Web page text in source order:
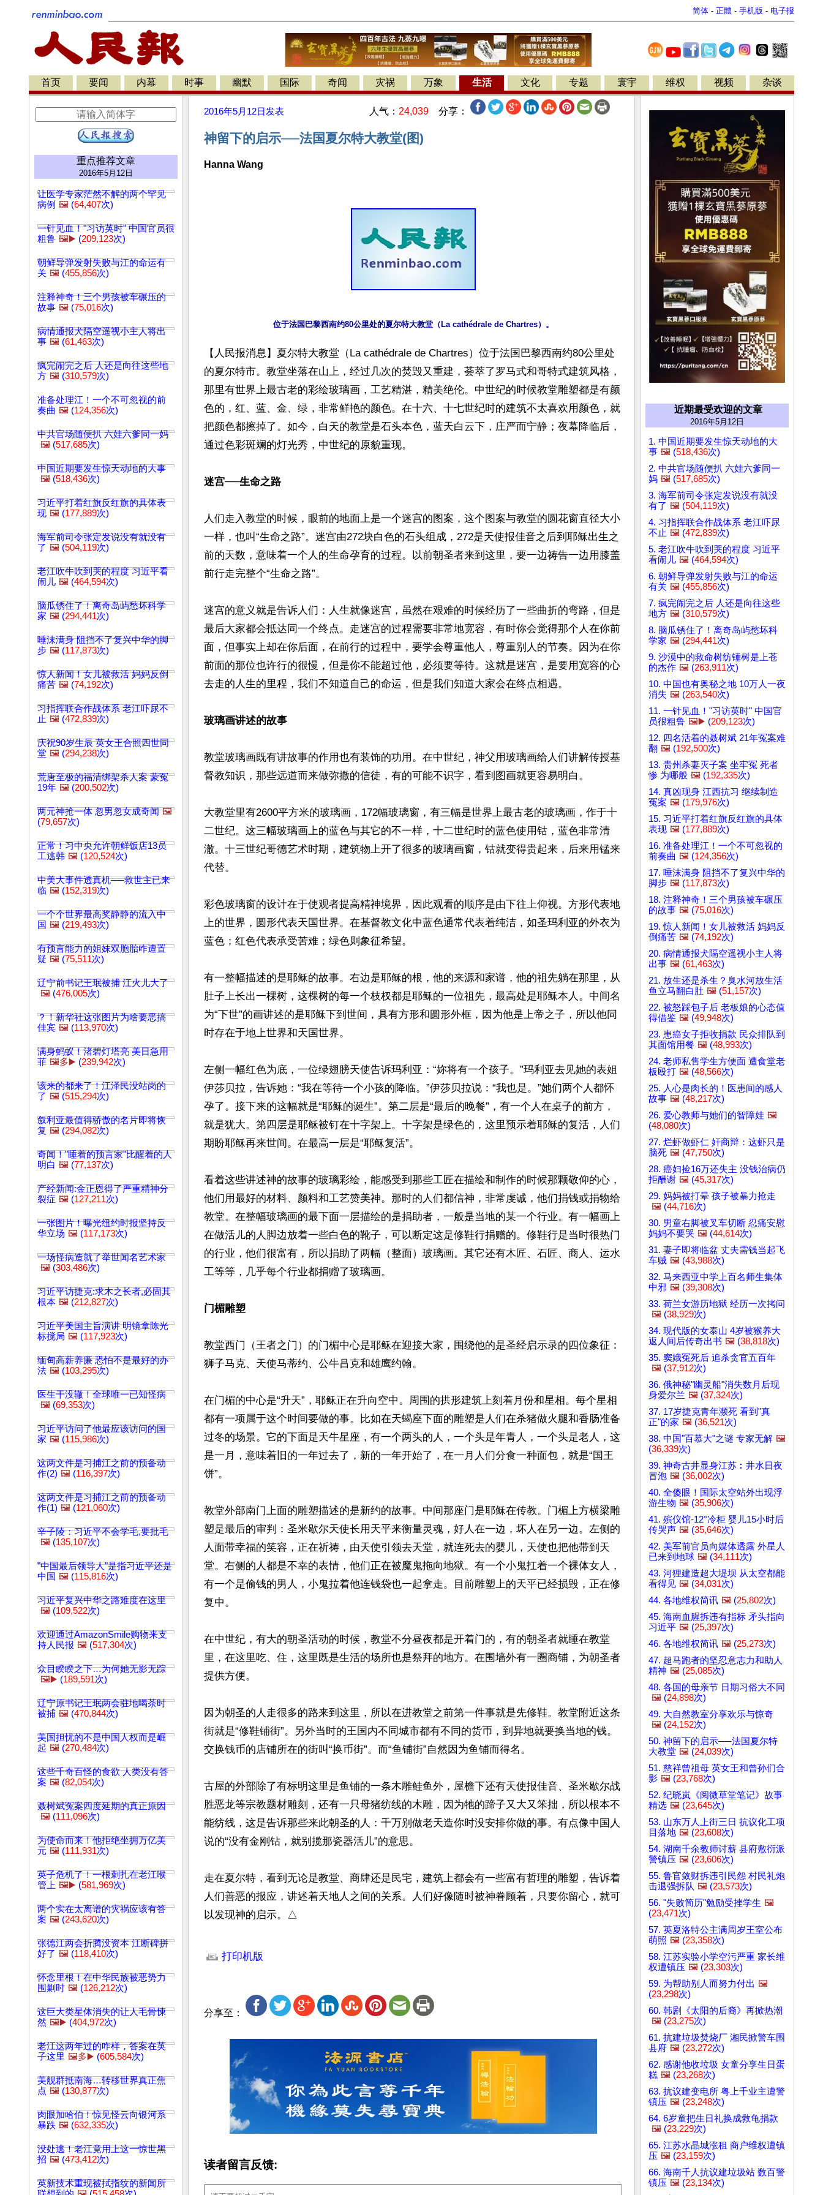
简体 - 正體 - 手机版 - 电子报
首页 要闻 内幕 时事 幽默 国际 奇闻 灾祸 万象 生活 文化 专题 寰宇 维权 视频 杂谈
重点推荐文章
2016年5月12日
让医学专家茫然不解的两个罕见
病例 🖼️ (64,407次)
一针见血！"习访英时" 中国官员很
粗鲁 🖼️▶️ (209,123次)
朝鲜导弹发射失败与江的命运有
关 🖼️ (455,856次)
注释神奇！三个男孩被车碾压的
故事 🖼️ (75,016次)
病情通报犬隔空遥视小主人将出
事 🖼️ (61,463次)
疯完闹完之后 人还是向往这些地
方 🖼️ (310,579次)
准备处理江！一个不可忽视的前
奏曲 🖼️ (124,356次)
中共官场随便扒 六娃六爹同一妈
🖼️ (517,685次)
中国近期要发生惊天动地的大事
🖼️ (518,436次)
习近平打着红旗反红旗的具体表
现 🖼️ (177,889次)
海军前司令张定发说没有就没有
了 🖼️ (504,119次)
老江吹牛吹到哭的程度 习近平看
闹儿 🖼️ (464,594次)
脑瓜锈住了！离奇岛屿愁坏科学
家 🖼️ (294,441次)
唾沫满身 阻挡不了复兴中华的脚
步 🖼️ (117,873次)
惊人新闻！女儿被救活 妈妈反倒
痛苦 🖼️ (74,192次)
习指挥联合作战体系 老江吓尿不
止 🖼️ (472,839次)
庆祝90岁生辰 英女王合照四世同
堂 🖼️ (294,238次)
荒唐至极的福清绑架杀人案 蒙冤
19年 🖼️ (200,502次)
两元神抢一体 忽男忽女成奇闻 🖼️
(79,657次)
正常！习中央允许朝鲜饭店13员
工逃韩 🖼️ (120,524次)
中美大事件透真机──救世主已来
临 🖼️ (152,319次)
一个个世界最高奖静静的流入中
国 🖼️ (219,493次)
有预言能力的姐妹双胞胎咋遭置
疑 🖼️ (75,511次)
辽宁前书记王珉被捕 江火儿大了
🖼️ (476,005次)
？！新华社这张图片为啥要恶搞
佳宾 🖼️ (113,970次)
满身蚂蚁！渚碧灯塔亮 美日急用
菲 🖼️多▶️ (239,942次)
该来的都来了！江泽民没站岗的
了 🖼️ (515,294次)
叙利亚最值得骄傲的名片即将恢
复 🖼️ (294,082次)
奇闻！"睡着的预言家"比醒着的人
明白 🖼️ (77,137次)
产经新闻:金正恩得了严重精神分
裂症 🖼️ (127,211次)
一张图片！曝光纽约时报坚持反
华立场 🖼️ (117,173次)
一场怪病造就了举世闻名艺术家
🖼️ (303,486次)
习近平访捷克:求木之长者,必固其
根本 🖼️ (212,827次)
习近平美国主旨演讲 明镜拿陈光
标搅局 🖼️ (117,923次)
缅甸高薪养廉 恐怕不是最好的办
法 🖼️ (103,295次)
医生干没辙！全球唯一已知怪病
🖼️ (69,353次)
习近平访问了他最应该访问的国
家 🖼️ (115,986次)
这两文件是习捕江之前的预备动
作(2) 🖼️ (116,397次)
这两文件是习捕江之前的预备动
作(1) 🖼️ (121,060次)
辛子陵：习近平不会学毛,要批毛
🖼️ (135,107次)
"中国最后领导人"是指习近平还是
中国 🖼️ (115,816次)
习近平复兴中华之路难度在这里
🖼️ (109,522次)
欢迎通过AmazonSmile购物来支
持人民报 🖼️ (517,304次)
众目睽睽之下…为何她无影无踪
🖼️▶️ (189,591次)
辽宁原书记王珉两会驻地喝茶时
被捕 🖼️ (470,844次)
美国担忧的不是中国人权而是崛
起 🖼️ (270,484次)
这些千奇百怪的食欲 人类没有答
案 🖼️ (82,054次)
聂树斌冤案四度延期的真正原因
🖼️ (111,096次)
为使命而来！他拒绝坐拥万亿美
元 🖼️ (111,931次)
英子危机了！一根刺扎在老江喉
管上 🖼️▶️ (581,969次)
两个实在太离谱的灾祸应该有答
案 🖼️ (243,620次)
张德江两会折腾没资本 江断碑拼
好了 🖼️ (118,410次)
怀念里根！在中华民族被恶势力
围剿时 🖼️ (126,212次)
这巨大类星体消失的让人毛骨悚
然 🖼️▶️ (404,972次)
老江这两年过的咋样，答案在英
子这里 🖼️多▶️ (605,584次)
美舰群抵南海…转移世界真正焦
点 🖼️ (130,877次)
肉眼加哈伯！惊见怪云向银河系
暴跌 🖼️ (632,335次)
没处逃！老江竟用上这一惊世黑
招 🖼️ (473,412次)
英新技术重现被拭指纹的新闻所
2016年5月12日 发表 人气： 24,039 分享：
神留下的启示──法国夏尔特大教堂(图)
Hanna Wang
【人民报消息】夏尔特大教堂（La cathédrale de Chartres）位于法国巴黎西南约80公里处
的夏尔特市。教堂坐落在山上，经过几次的焚毁又重建，荟萃了罗马式和哥特式建筑风格，
那里有世界上最古老的彩绘玻璃画，工艺精湛，精美绝伦。中世纪的时候教堂雕塑都是有颜
色的，红、蓝、金、绿，非常鲜艳的颜色。在十六、十七世纪时的建筑不太喜欢用颜色，就
把颜色都擦掉了。如今，白天的教堂是石头本色，蓝天白云下，庄严而宁静；夜幕降临后，
通过色彩斑斓的灯光秀，中世纪的原貌重现。
迷宫──生命之路
人们走入教堂的时候，眼前的地面上是一个迷宫的图案，这个图案与教堂的圆花窗直径大小
一样，也叫“生命之路”。迷宫由272块白色的石头组成，272是天使报佳音之后到耶稣出生之
前的天数，意味着一个人的生命孕育的过程。以前朝圣者来到这里，要一边祷告一边用膝盖
前行走完整个“生命之路”。
迷宫的意义就是告诉人们：人生就像迷宫，虽然在艰难的时候经历了一些曲折的弯路，但是
最后大家都会抵达同一个终点。走迷宫的过程需要非常地宽容，有时你会觉得那个人在你前
面，但事实上却在你后面，在前行的过程中，要学会尊重他人，尊重别人的节奏。因为在你
前面的那位也许行的很慢，但是你不能超过他，必须要等待。这就是迷宫，是要用宽容的心
去走的人生的里程，我们不知道自己的命运，但是我们知道大家会在终点相遇。
玻璃画讲述的故事
教堂玻璃画既有讲故事的作用也有装饰的功用。在中世纪，神父用玻璃画给人们讲解传授基
督教知识，那些远道而来做弥撒的信徒，有的可能不识字，看到图画就更容易明白。
大教堂里有2600平方米的玻璃画，172幅玻璃窗，有三幅是世界上最古老的玻璃画，作于十
二世纪。这三幅玻璃画上的蓝色与其它的不一样，十二世纪时的蓝色使用钴，蓝色非常清
澈。十三世纪哥德艺术时期，建筑物上开了很多的玻璃画窗，钴就变得贵起来，后来用锰来
代替。
彩色玻璃窗的设计在于使观者提高精神境界，因此观看的顺序是由下往上仰视。方形代表地
上的世界，圆形代表天国世界。在基督教文化中蓝色通常代表着纯洁，如圣玛利亚的外衣为
蓝色；红色代表承受苦难；绿色则象征希望。
有一整幅描述的是耶稣的故事。右边是耶稣的根，他的来源和家谱，他的祖先躺在那里，从
肚子上长出一棵树，这棵树的每一个枝杈都是耶稣的一位祖先，最高处是耶稣本人。中间名
为“下世”的画讲述的是耶稣下到世间，具有方形和圆形外框，因为他是上帝之子，所以他同
时存在于地上世界和天国世界。
左侧一幅红色为底，一位绿翅膀天使告诉玛利亚：“妳将有一个孩子。”玛利亚去见她的表姐
伊莎贝拉，告诉她：“我在等待一个小孩的降临。”伊莎贝拉说：“我也是。”她们两个人都怀
孕了。接下来的这幅就是“耶稣的诞生”。第二层是“最后的晚餐”，有一个人在桌子的前方，
就是犹大。第四层是耶稣被钉在十字架上。十字架是绿色的，这里预示着耶稣的复活，人们
期盼耶稣再来世间。在最高一层是“耶稣复活”。
看着这些讲述神的故事的玻璃彩绘，能感受到那些工匠在描绘和制作的时候那颗敬仰的心，
他们用最好的材料、颜料和工艺赞美神。那时的人们都信神，非常虔诚，他们捐钱或捐物给
教堂。在整幅玻璃画的最下面一层描绘的是捐助者，一般是当地的某一个行业。有一幅画上
在做活儿的人脚边放着一些白色的靴子，可以断定这是修鞋行捐赠的。修鞋行是当时很热门
的行业，他们很富有，所以捐助了两幅（整面）玻璃画。其它还有木匠、石匠、商人、运水
工等等，几乎每个行业都捐赠了玻璃画。
门楣雕塑
教堂西门（王者之门）的门楣中心是耶稣在迎接大家，围绕他的是圣经启示录的四位象征：
狮子马克、天使马蒂约、公牛吕克和雄鹰约翰。
在门楣的中心是“升天”，耶稣正在升向空中。周围的拱形建筑上刻着月份和星相。每个星相
都有一项属于这个时间要做的事。比如在天蝎座下面的雕塑是人们在杀猪做火腿和香肠准备
过冬的场景。它的下面是天牛星座，有一个两头的人，一个头是年青人，一个头是老人，这
是一月，意味着旧的一年过去了，新的一年开始了，在一月人们分食一种面包，就是“国王
饼”。
教堂外部南门上面的雕塑描述的是新约的故事。中间那座门是耶稣在传教。门楣上方横梁雕
塑是最后的审判：圣米歇尔天使长用天平来衡量灵魂，好人在一边，坏人在另一边。左侧的
人面带幸福的笑容，正在祈祷，由天使引领去天堂，就连死去的婴儿，天使也把他带到天
堂。右侧的人都是不幸的表情，他们正在被魔鬼拖向地狱。有一个小鬼扛着一个裸体女人，
有一个是偷钱的男人，小鬼拉着他连钱袋也一起拿走。目前雕塑上的天平已经损毁，正在修
复中。
在中世纪，有大的朝圣活动的时候，教堂不分昼夜都是开着门的，有的朝圣者就睡在教堂
里，在这里吃、住，这里既是生活的场所也是祭拜的地方。在围墙外有一圈商铺，为朝圣者
提供方便。
因为朝圣的人走很多的路来到这里，所以在进教堂之前第一件事就是先修鞋。教堂附近这条
街就是“修鞋铺街”。另外当时的王国内不同城市都有不同的货币，到异地就要换当地的钱。
交换钱币的店铺所在的街叫“换币街”。而“鱼铺街”自然因为鱼铺而得名。
古屋的外部除了有标明这里是鱼铺的一条木雕鲑鱼外，屋檐下还有天使报佳音、圣米歇尔战
胜恶龙等宗教题材雕刻，还有一只母猪纺线的木雕，因为牠的蹄子又大又笨拙，所以根本不
能纺线，这是告诉那些来此朝圣的人：千万别做老天造你时没安排你做的事。有点像中国人
说的“没有金刚钻，就别揽那瓷器活儿”的意思。
走在夏尔特，看到无论是教堂、商肆还是民宅，建筑上都会有一些富有哲理的雕塑，告诉着
人们善恶的报应，讲述着天地人之间的关系。人们好像随时被神眷顾着，只要你留心，就可
以发现神的启示。△
打印机版
分享至：
读者留言反馈:
近期最受欢迎的文章
2016年5月12日
1. 中国近期要发生惊天动地的大
事 🖼️ (518,436次)
2. 中共官场随便扒 六娃六爹同一
妈 🖼️ (517,685次)
3. 海军前司令张定发说没有就没
有了 🖼️ (504,119次)
4. 习指挥联合作战体系 老江吓尿
不止 🖼️ (472,839次)
5. 老江吹牛吹到哭的程度 习近平
看闹儿 🖼️ (464,594次)
6. 朝鲜导弹发射失败与江的命运
有关 🖼️ (455,856次)
7. 疯完闹完之后 人还是向往这些
地方 🖼️ (310,579次)
8. 脑瓜锈住了！离奇岛屿愁坏科
学家 🖼️ (294,441次)
9. 沙漠中的救命树纺锤树是上苍
的杰作 🖼️ (263,911次)
10. 中国也有奥秘之地 10万人一夜
消失 🖼️ (263,540次)
11. 一针见血！"习访英时" 中国官
员很粗鲁 🖼️▶️ (209,123次)
12. 四名活着的聂树斌 21年冤案难
翻 🖼️ (192,500次)
13. 贵州杀妻灭子案 坐牢冤 死者
惨 为哪般 🖼️ (192,335次)
14. 真凶现身 江西抗习 继续制造
冤案 🖼️ (179,976次)
15. 习近平打着红旗反红旗的具体
表现 🖼️ (177,889次)
16. 准备处理江！一个不可忽视的
前奏曲 🖼️ (124,356次)
17. 唾沫满身 阻挡不了复兴中华的
脚步 🖼️ (117,873次)
18. 注释神奇！三个男孩被车碾压
的故事 🖼️ (75,016次)
19. 惊人新闻！女儿被救活 妈妈反
倒痛苦 🖼️ (74,192次)
20. 病情通报犬隔空遥视小主人将
出事 🖼️ (61,463次)
21. 放生还是杀生？臭水河放生活
鱼立马翻白肚 🖼️ (51,157次)
22. 被怒踩包子后 老板娘的心态值
得借鉴 🖼️ (49,948次)
23. 患癌女子拒收捐款 民众排队到
其面馆用餐 🖼️ (48,993次)
24. 老师私售学生方便面 遭食堂老
板殴打 🖼️ (48,566次)
25. 人心是肉长的！医患间的感人
故事 🖼️ (48,217次)
26. 爱心教师与她们的智障娃 🖼️
(48,080次)
27. 烂虾做虾仁 奸商辩：这虾只是
脑死 🖼️ (47,750次)
28. 癌妇捡16万还失主 没钱治病仍
拒酬谢 🖼️ (45,317次)
29. 妈妈被打晕 孩子被暴力抢走
🖼️ (44,716次)
30. 男童右脚被叉车切断 忍痛安慰
妈妈不要哭 🖼️ (44,614次)
31. 妻子即将临盆 丈夫需钱当起飞
车贼 🖼️ (43,988次)
32. 马来西亚中学上百名师生集体
中邪 🖼️ (39,308次)
33. 荷兰女游历地狱 经历一次拷问
🖼️ (38,929次)
34. 现代版的女泰山 4岁被猴养大
返人间后传奇出书 🖼️ (38,818次)
35. 窦娥冤死后 追杀贪官五百年
🖼️ (37,912次)
36. 俄神秘"幽灵船"消失数月后现
身爱尔兰 🖼️ (37,324次)
37. 17岁捷克青年濒死 看到"真
正"的家 🖼️ (36,521次)
38. 中国"百慕大"之谜 专家无解 🖼️
(36,339次)
39. 神奇古井显身江苏︰井水日夜
冒泡 🖼️ (36,002次)
40. 全傻眼！国际太空站外出现浮
游生物 🖼️ (35,906次)
41. 殡仪馆-12°冷柜 婴儿15小时后
传哭声 🖼️ (35,646次)
42. 美军前官员向媒体透露 外星人
已来到地球 🖼️ (34,111次)
43. 河狸建造超大堤坝 从太空都能
看得见 🖼️ (34,031次)
44. 各地维权简讯 🖼️ (25,802次)
45. 海南血腥拆违有指标 矛头指向
习近平 🖼️ (25,397次)
46. 各地维权简讯 🖼️ (25,273次)
47. 超马跑者的坚忍意志力和助人
精神 🖼️ (25,085次)
48. 各国的母亲节 日期习俗大不同
🖼️ (24,898次)
49. 大自然教室分享欢乐与惊奇
🖼️ (24,152次)
50. 神留下的启示──法国夏尔特
大教堂 🖼️ (24,039次)
51. 慈祥曾祖母 英女王和曾孙们合
影 🖼️ (23,768次)
52. 纪晓岚《阅微草堂笔记》故事
精选 🖼️ (23,645次)
53. 山东万人上街三日 抗议化工项
目落地 🖼️ (23,608次)
54. 湖南千余教师讨薪 县府敷衍派
警镇压 🖼️ (23,606次)
55. 鲁官敛财拆违引民怨 村民礼炮
击退强拆队 🖼️ (23,573次)
56. "失败简历"勉励受挫学生 🖼️
(23,471次)
57. 英夏洛特公主满周岁王室公布
萌照 🖼️ (23,358次)
58. 江苏实验小学空污严重 家长维
权遭镇压 🖼️ (23,303次)
59. 为帮助别人而努力付出 🖼️
(23,298次)
60. 韩剧《太阳的后裔》再掀热潮
🖼️ (23,275次)
61. 抗建垃圾焚烧厂 湘民掀警车围
县府 🖼️ (23,272次)
62. 感谢他收垃圾 女童分享生日蛋
糕 🖼️ (23,268次)
63. 抗议建变电所 粤上千业主遭警
镇压 🖼️ (23,248次)
64. 6岁童把生日礼换成救龟捐款
🖼️ (23,229次)
65. 江苏水晶城涨租 商户维权遭镇
压 🖼️ (23,159次)
66. 海南千人抗议建垃圾站 数百警
镇压 🖼️ (23,134次)